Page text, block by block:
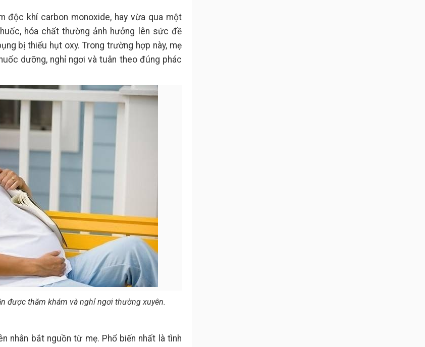
độc khí carbon monoxide, hay vừa qua một
hóa chất thường ảnh hưởng lên sức đề
bị thiếu hụt oxy. Trong trường hợp này, mẹ
dưỡng, nghỉ ngơi và tuân theo đúng phác
được thăm khám và nghỉ ngơi thường xuyên.
nhân bắt nguồn từ mẹ. Phổ biến nhất là tình